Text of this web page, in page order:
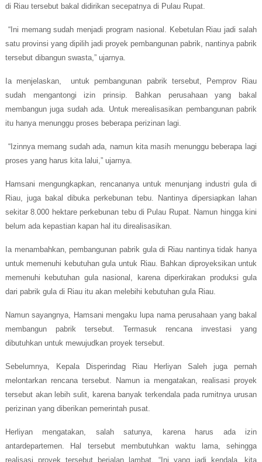
di Riau tersebut bakal didirikan secepatnya di Pulau Rupat.
“Ini memang sudah menjadi program nasional. Kebetulan Riau jadi salah
satu provinsi yang dipilih jadi proyek pembangunan pabrik, nantinya pabrik
tersebut dibangun swasta,” ujarnya.
Ia menjelaskan, untuk pembangunan pabrik tersebut, Pemprov Riau
sudah mengantongi izin prinsip. Bahkan perusahaan yang bakal
membangun juga sudah ada. Untuk merealisasikan pembangunan pabrik
itu hanya menunggu proses beberapa perizinan lagi.
“Izinnya memang sudah ada, namun kita masih menunggu beberapa lagi
proses yang harus kita lalui,” ujarnya.
Hamsani mengungkapkan, rencananya untuk menunjang industri gula di
Riau, juga bakal dibuka perkebunan tebu. Nantinya dipersiapkan lahan
sekitar 8.000 hektare perkebunan tebu di Pulau Rupat. Namun hingga kini
belum ada kepastian kapan hal itu direalisasikan.
Ia menambahkan, pembangunan pabrik gula di Riau nantinya tidak hanya
untuk memenuhi kebutuhan gula untuk Riau. Bahkan diproyeksikan untuk
memenuhi kebutuhan gula nasional, karena diperkirakan produksi gula
dari pabrik gula di Riau itu akan melebihi kebutuhan gula Riau.
Namun sayangnya, Hamsani mengaku lupa nama perusahaan yang bakal
membangun pabrik tersebut. Termasuk rencana investasi yang
dibutuhkan untuk mewujudkan proyek tersebut.
Sebelumnya, Kepala Disperindag Riau Herliyan Saleh juga pernah
melontarkan rencana tersebut. Namun ia mengatakan, realisasi proyek
tersebut akan lebih sulit, karena banyak terkendala pada rumitnya urusan
perizinan yang diberikan pemerintah pusat.
Herliyan mengatakan, salah satunya, karena harus ada izin
antardepartemen. Hal tersebut membutuhkan waktu lama, sehingga
realisasi proyek tersebut berjalan lambat. “Ini yang jadi kendala, kita